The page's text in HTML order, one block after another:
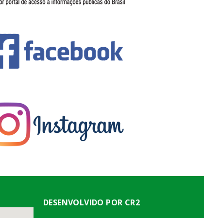
DESENVOLVIDO POR CR2